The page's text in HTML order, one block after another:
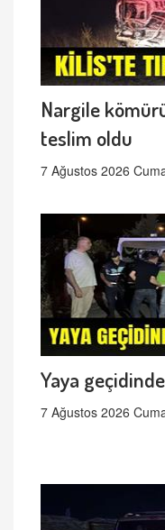
Nargile
teslim oldu
7 Ağustos 2026
Yaya
7 Ağustos 2026